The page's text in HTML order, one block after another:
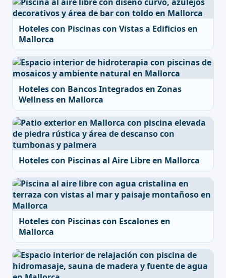
Hoteles con Piscinas con Vistas a Edificios en
Mallorca
Hoteles con Bancos Integrados en Zonas
Wellness en Mallorca
Hoteles con Piscinas al Aire Libre en Mallorca
Hoteles con Piscinas con Escalones en
Mallorca